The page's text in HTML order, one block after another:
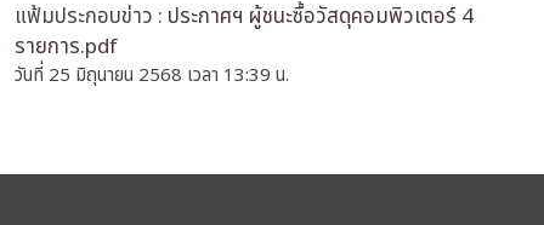
แฟ้มประกอบข่าว : ประกาศฯ ผู้ชนะซื้อวัสดุคอมพิวเตอร์ 4
รายการ.pdf
วันที่ 25 มิถุนายน 2568 เวลา 13:39 น.